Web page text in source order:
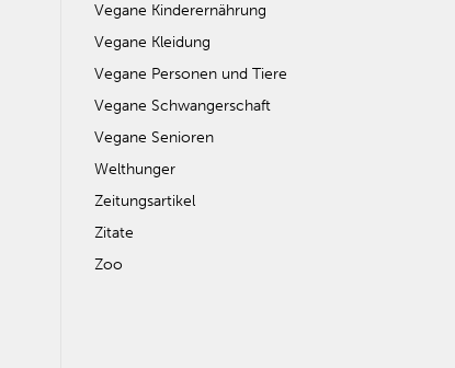
Vegane Kinderernährung
Vegane Kleidung
Vegane Personen und Tiere
Vegane Schwangerschaft
Vegane Senioren
Welthunger
Zeitungsartikel
Zitate
Zoo